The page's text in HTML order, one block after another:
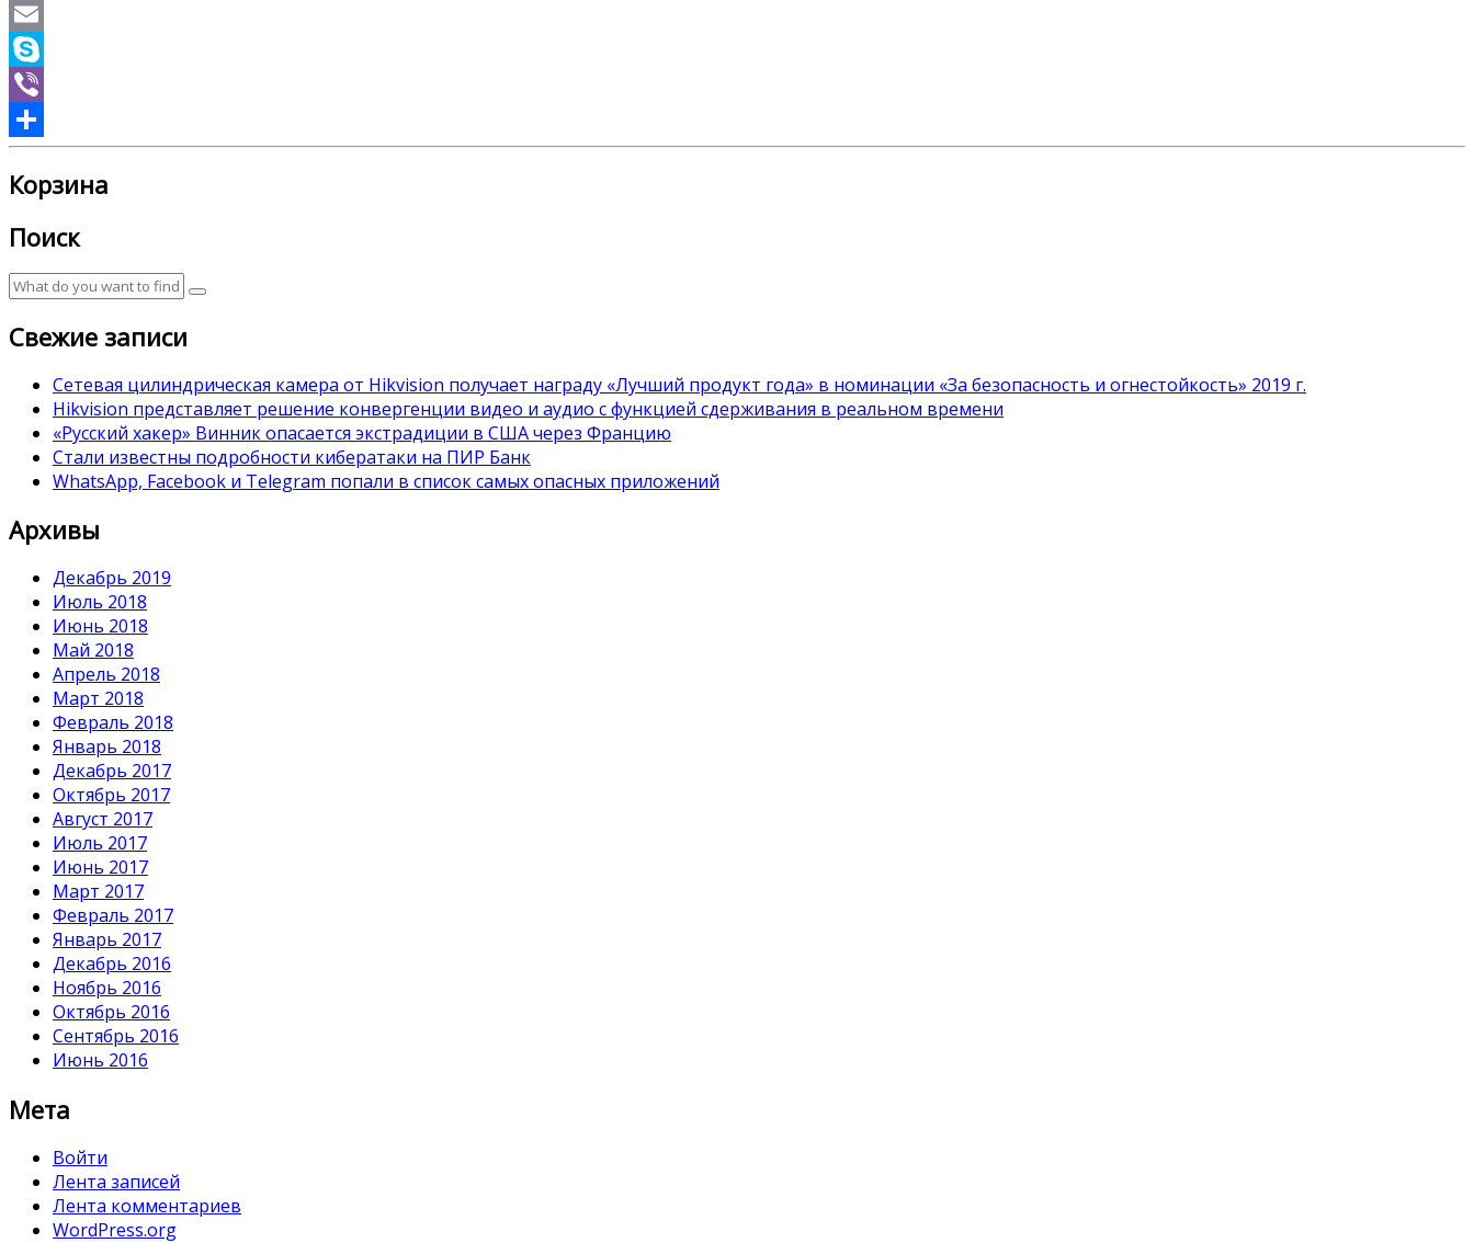
Facebook
Email
Skype
Viber
Отправить
Корзина
Поиск
Свежие записи
Сетевая цилиндрическая камера от Hikvision получает награду «Лучший продукт года» в номинации «За безопасность и огнестойкость» 2019 г.
Hikvision представляет решение конвергенции видео и аудио с функцией сдерживания в реальном времени
«Русский хакер» Винник опасается экстрадиции в США через Францию
Стали известны подробности кибератаки на ПИР Банк
WhatsApp, Facebook и Telegram попали в список самых опасных приложений
Архивы
Декабрь 2019
Июль 2018
Июнь 2018
Май 2018
Апрель 2018
Март 2018
Февраль 2018
Январь 2018
Декабрь 2017
Октябрь 2017
Август 2017
Июль 2017
Июнь 2017
Март 2017
Февраль 2017
Январь 2017
Декабрь 2016
Ноябрь 2016
Октябрь 2016
Сентябрь 2016
Июнь 2016
Мета
Войти
Лента записей
Лента комментариев
WordPress.org